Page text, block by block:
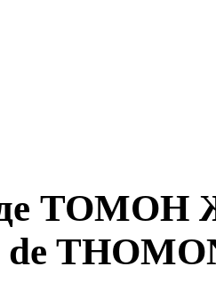
ТОМОН